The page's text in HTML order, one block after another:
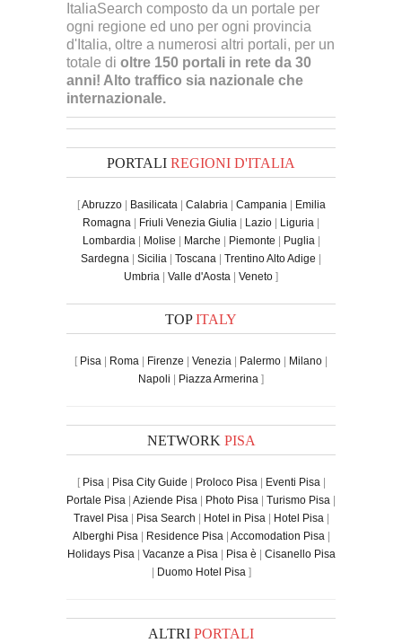
ItaliaSearch composto da un portale per
ogni regione ed uno per ogni provincia
d'Italia, oltre a numerosi altri portali, per un
totale di oltre 150 portali in rete da 30
anni! Alto traffico sia nazionale che
internazionale.
PORTALI REGIONI D'ITALIA
[Abruzzo| Basilicata| Calabria| Campania|
Emilia
Romagna
Friuli Venezia Giulia Lazio Liguria
Lombardia| Molise Marche Piemonte Puglia|
Sardegna
Sicilia Toscana Trentino Alto Adige
Umbria
Valle d'Aosta Veneto ]
TOPITALY
[ Pisa Roma Firenze Venezia Palermo Milano
Napoli
Piazza Armerina ]
NETWORK PISA
[ Pisa| Pisa City Guide Proloco Pisa| Eventi Pisa|
Portale Pisa Aziende Pisa Photo Pisa Turismo Pisa
Travel Pisa| Pisa Search Hotel in Pisa| Hotel Pisa|
Alberghi Pisa| Residence Pisa| Accomodation Pisa|
Holidays Pisa| Vacanze a Pisa| Pisa è
Cisanello Pisa
Duomo Hotel Pisa]
ALTRI PORTALI